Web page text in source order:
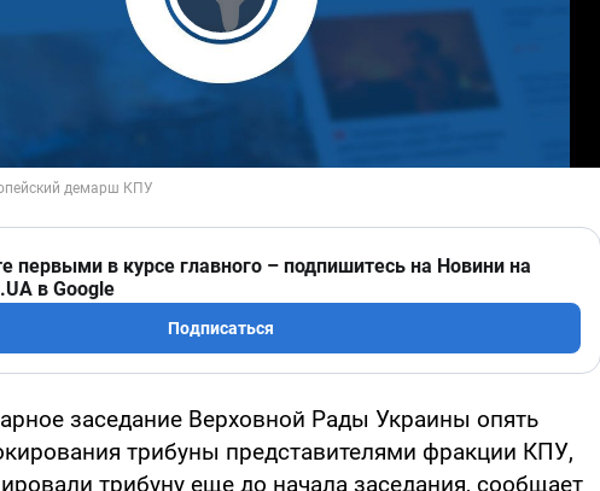
Play Video
первыми в курсе главного – подпишитесь на Новини на
в Google
Подписаться
заседание Верховной Рады Украины опять
трибуны представителями фракции КПУ,
трибуну еще до начала заседания, сообщает